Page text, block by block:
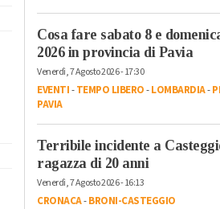
Cosa fare sabato 8 e
2026 in provincia di Pavia
Venerdì, 7 Agosto 2026 - 17:30
EVENTI-TEMPO LIBERO-LOMBARDIA-
PAVIA
Terribile incidente a
ragazza di 20 anni
Venerdì, 7 Agosto 2026 - 16:13
CRONACA-BRONI-CASTEGGIO